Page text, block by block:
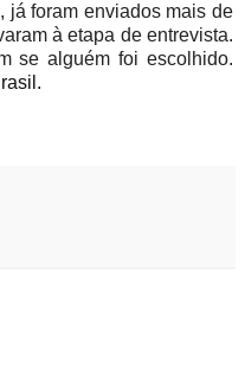
já foram enviados mais de
à etapa de entrevista.
se alguém foi escolhido.